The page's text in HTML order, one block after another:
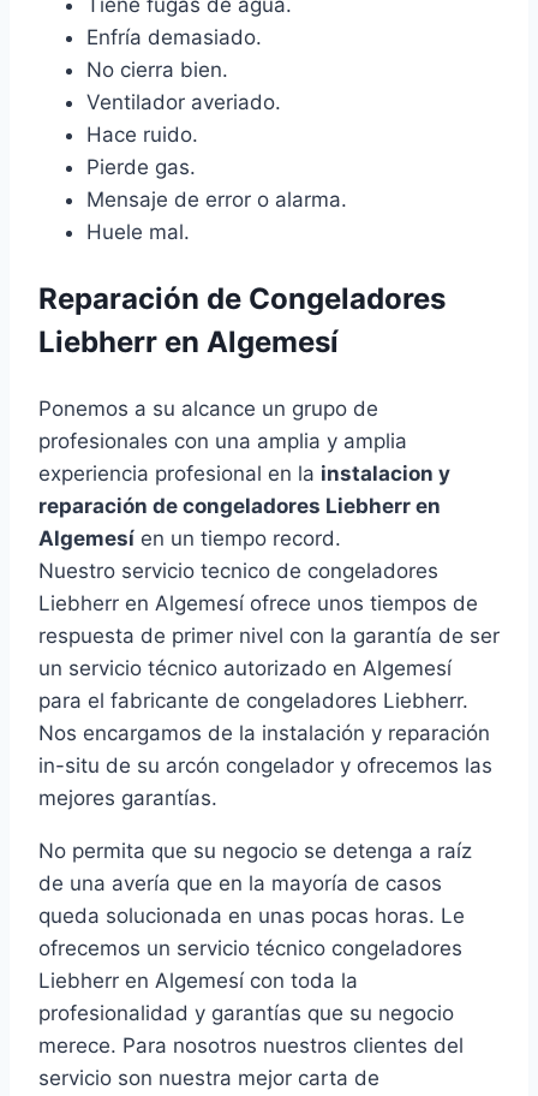
Tiene fugas de agua.
Enfría demasiado.
No cierra bien.
Ventilador averiado.
Hace ruido.
Pierde gas.
Mensaje de error o alarma.
Huele mal.
Reparación de Congeladores
Liebherr en Algemesí
Ponemos a su alcance un grupo de
profesionales con una amplia y amplia
experiencia profesional en la instalacion y
reparación de congeladores Liebherr en
Algemesí en un tiempo record.
Nuestro servicio tecnico de congeladores
Liebherr en Algemesí ofrece unos tiempos de
respuesta de primer nivel con la garantía de ser
un servicio técnico autorizado en Algemesí
para el fabricante de congeladores Liebherr.
Nos encargamos de la instalación y reparación
in-situ de su arcón congelador y ofrecemos las
mejores garantías.
No permita que su negocio se detenga a raíz
de una avería que en la mayoría de casos
queda solucionada en unas pocas horas. Le
ofrecemos un servicio técnico congeladores
Liebherr en Algemesí con toda la
profesionalidad y garantías que su negocio
merece. Para nosotros nuestros clientes del
servicio son nuestra mejor carta de